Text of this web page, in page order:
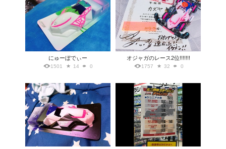
にゅーぼでぃー
1501 14 0
オジャガのレース2位!!!!!!!
1757 32 0